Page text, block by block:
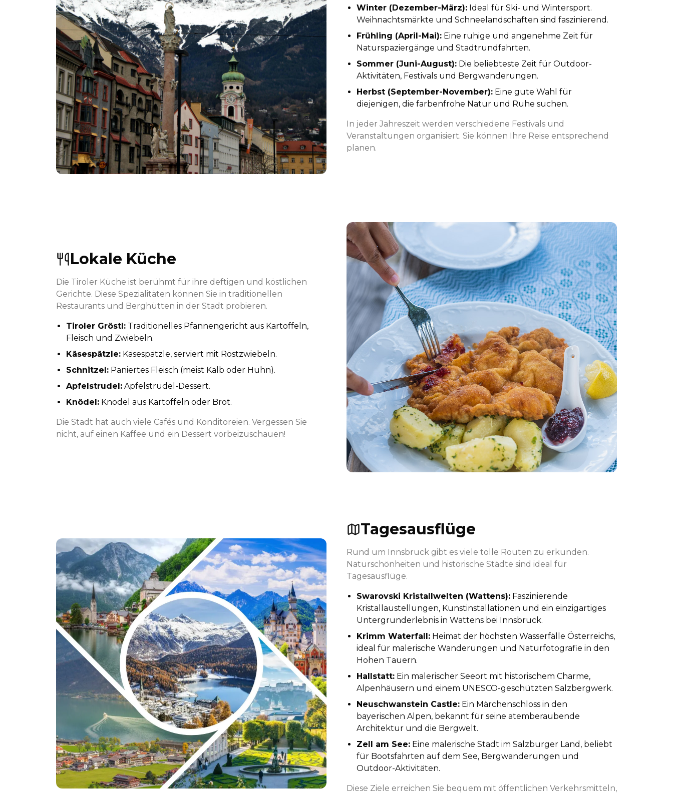
Winter (Dezember-März): Ideal für Ski- und Wintersport.
Weihnachtsmärkte und Schneelandschaften sind faszinierend.
Frühling (April-Mai): Eine ruhige und angenehme Zeit für
Naturspaziergänge und Stadtrundfahrten.
Sommer (Juni-August): Die beliebteste Zeit für Outdoor-
Aktivitäten, Festivals und Bergwanderungen.
Herbst (September-November): Eine gute Wahl für
diejenigen, die farbenfrohe Natur und Ruhe suchen.
In jeder Jahreszeit werden verschiedene Festivals und
Veranstaltungen organisiert. Sie können Ihre Reise entsprechend
planen.
Lokale Küche
Die Tiroler Küche ist berühmt für ihre deftigen und köstlichen
Gerichte. Diese Spezialitäten können Sie in traditionellen
Restaurants und Berghütten in der Stadt probieren.
Tiroler Gröstl: Traditionelles Pfannengericht aus Kartoffeln,
Fleisch und Zwiebeln.
Käsespätzle: Käsespätzle, serviert mit Röstzwiebeln.
Schnitzel: Paniertes Fleisch (meist Kalb oder Huhn).
Apfelstrudel: Apfelstrudel-Dessert.
Knödel: Knödel aus Kartoffeln oder Brot.
Die Stadt hat auch viele Cafés und Konditoreien. Vergessen Sie
nicht, auf einen Kaffee und ein Dessert vorbeizuschauen!
Tagesausflüge
Rund um Innsbruck gibt es viele tolle Routen zu erkunden.
Naturschönheiten und historische Städte sind ideal für
Tagesausflüge.
Swarovski Kristallwelten (Wattens): Faszinierende
Kristallaustellungen, Kunstinstallationen und ein einzigartiges
Untergrunderlebnis in Wattens bei Innsbruck.
Krimm Waterfall: Heimat der höchsten Wasserfälle Österreichs,
ideal für malerische Wanderungen und Naturfotografie in den
Hohen Tauern.
Hallstatt: Ein malerischer Seeort mit historischem Charme,
Alpenhäusern und einem UNESCO-geschützten Salzbergwerk.
Neuschwanstein Castle: Ein Märchenschloss in den
bayerischen Alpen, bekannt für seine atemberaubende
Architektur und die Bergwelt.
Zell am See: Eine malerische Stadt im Salzburger Land, beliebt
für Bootsfahrten auf dem See, Bergwanderungen und
Outdoor-Aktivitäten.
Diese Ziele erreichen Sie bequem mit öffentlichen Verkehrsmitteln,